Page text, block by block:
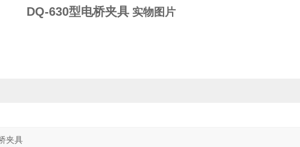
DQ-630型电桥夹具 实物图片